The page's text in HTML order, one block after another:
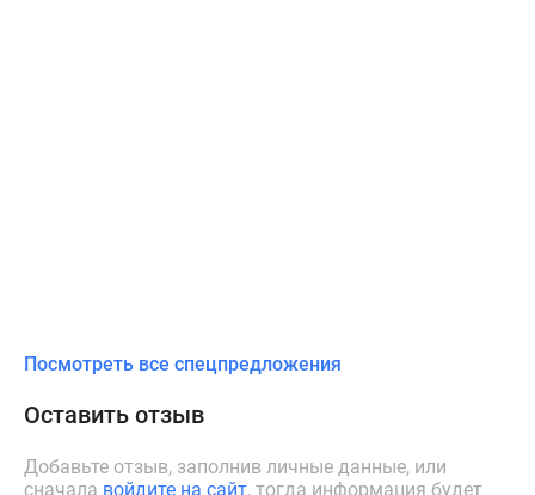
Посмотреть все спецпредложения
Оставить отзыв
Добавьте отзыв, заполнив личные данные, или
сначала войдите на сайт, тогда информация будет